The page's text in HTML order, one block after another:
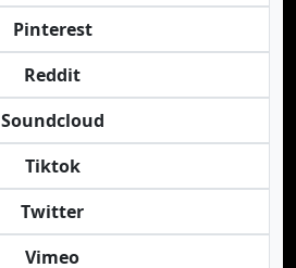
Pinterest
Reddit
Soundcloud
Tiktok
Twitter
Vimeo